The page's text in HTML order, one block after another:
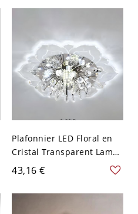
Or 110 V-120 V
Plafonnier LED Floral en
Cristal Transparent Lampe
Encastrée Style Moderne
pour Couloir -
Transparent 110 V-120 V
43,16 €